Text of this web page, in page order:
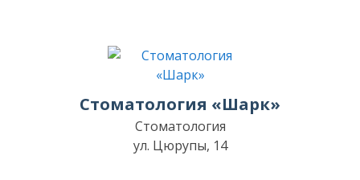
Стоматология «Шарк»
Стоматология
ул. Цюрупы, 14